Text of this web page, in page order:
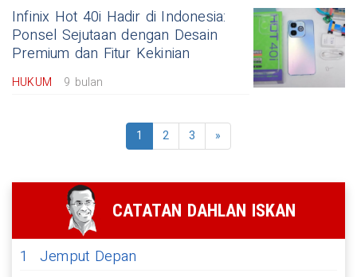
Infinix Hot 40i Hadir di Indonesia:
Ponsel Sejutaan dengan Desain
Premium dan Fitur Kekinian
HUKUM 9 bulan
1 2 3 »
CATATAN DAHLAN ISKAN
1
Jemput Depan